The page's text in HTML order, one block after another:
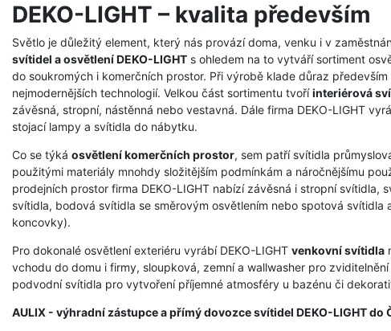
DEKO-LIGHT – kvalita především
Světlo je důležitý element, který nás provází doma, venku i v
svítidel a osvětlení DEKO-LIGHT s ohledem na to vytváří sortiment
do soukromých i komerčních prostor. Při výrobě klade důraz
nejmodernějších technologií. Velkou část sortimentu tvoříinteriérová
závěsná, stropní, nástěnná nebo vestavná. Dále firma DEKO-LIGHT
stojací lampy a svítidla do nábytku.
Co se týká osvětlení komerčních prostor, sem patří svítidla
použitými materiály mnohdy složitějším podmínkám a náročnějšímu
prodejních prostor firma DEKO-LIGHT nabízí závěsná i stropní svítidla,
svítidla, bodová svítidla se směrovým osvětlením nebo spotová svítidla
koncovky).
Pro dokonalé osvětlení exteriéru vyrábí DEKO-LIGHT venkovní svítidla
vchodu do domu i firmy, sloupková, zemní a wallwasher pro
podvodní svítidla pro vytvoření příjemné atmosféry u bazénu či
AULIX - výhradní zástupce a přímý dovozce svítidel DEKO-LIGHT do